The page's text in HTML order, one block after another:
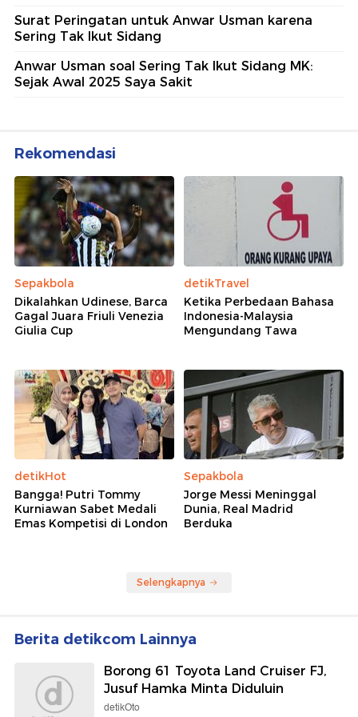
Surat Peringatan untuk Anwar Usman karena
Sering Tak Ikut Sidang
Anwar Usman soal Sering Tak Ikut Sidang MK:
Sejak Awal 2025 Saya Sakit
Rekomendasi
Sepakbola
Dikalahkan Udinese, Barca
Gagal Juara Friuli Venezia
Giulia Cup
detikTravel
Ketika Perbedaan Bahasa
Indonesia-Malaysia
Mengundang Tawa
detikHot
Bangga! Putri Tommy
Kurniawan Sabet Medali
Emas Kompetisi di London
Sepakbola
Jorge Messi Meninggal
Dunia, Real Madrid
Berduka
Selengkapnya
Berita detikcom Lainnya
Borong 61 Toyota Land Cruiser FJ,
Jusuf Hamka Minta Diduluin
detikOto